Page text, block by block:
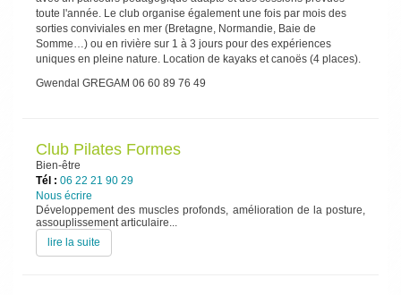
toute l'année. Le club organise également une fois par mois des
sorties conviviales en mer (Bretagne, Normandie, Baie de
Somme…) ou en rivière sur 1 à 3 jours pour des expériences
uniques en pleine nature. Location de kayaks et canoës (4 places).
Gwendal GREGAM 06 60 89 76 49
Club Pilates Formes
Bien-être
Tél : 06 22 21 90 29
Nous écrire
Développement des muscles profonds, amélioration de la posture,
assouplissement articulaire...
lire la suite